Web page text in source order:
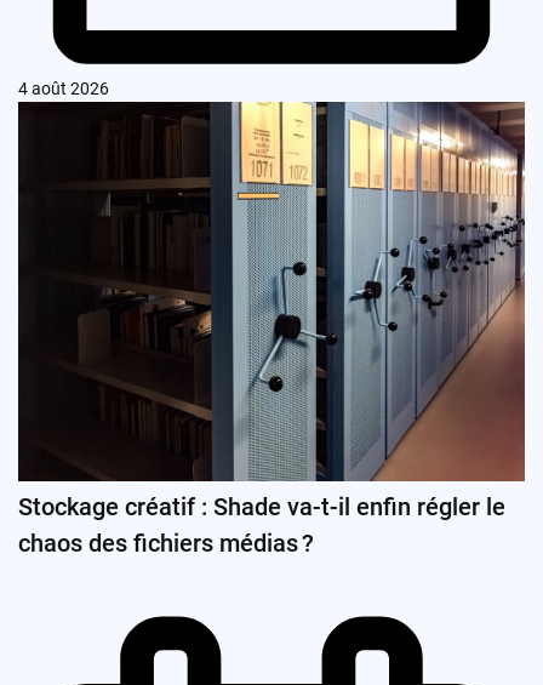
4 août 2026
Stockage créatif : Shade va-t-il enfin régler le
chaos des fichiers médias ?